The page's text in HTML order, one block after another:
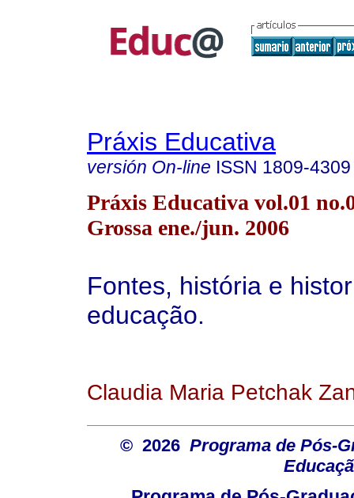
Práxis Educativa
versión On-line ISSN 1809-4309
Práxis Educativa vol.01
Grossa ene./jun. 2006
Fontes, história e
educação.
Claudia Maria Petchak
© 2026 Programa de Pós-